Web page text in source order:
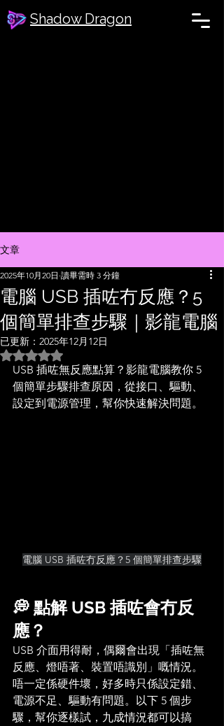
Shadow Dragon
文章
電腦 USB 插咗冇反應？5
個簡單排查步驟｜影龍電腦
2025年10月20日 讀畢需時 3 分鐘
已更新： 2025年12月12日
評等為 NaN（最高為 5 顆星）。
USB 插咗無反應點算？影龍電腦教你 5
個簡單步驟排查原因，從接口、驅動、
設定到電源管理，幫你快速解決問題。
電腦 USB 插咗冇反應？5 個簡單排查步驟
💭 點解 USB 插咗會冇反
應？
USB 介面用得耐，偶爾會出現「插咗無
反應、燈唔著、裝置唔識別」嘅情況。
唔一定係硬件壞，好多時只係設定錯、
電源不足、驅動有問題。以下 5 個步
驟，幫你逐樣試，九成情況都可以搞